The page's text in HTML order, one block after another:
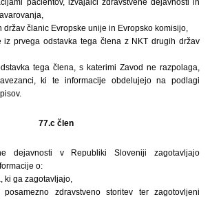
držav članic Evropske unije in Evropsko komisijo,
iz prvega odstavka tega člena z NKT drugih držav
tega člena, s katerimi Zavod ne razpolaga,
ki te informacije obdelujejo na podlagi
77.c člen
dejavnosti v Republiki Sloveniji zagotavljajo
o:
ki ga zagotavljajo,
zdravstveno storitev ter zagotovljeni